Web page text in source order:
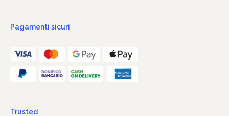
Pagamenti sicuri
Trusted